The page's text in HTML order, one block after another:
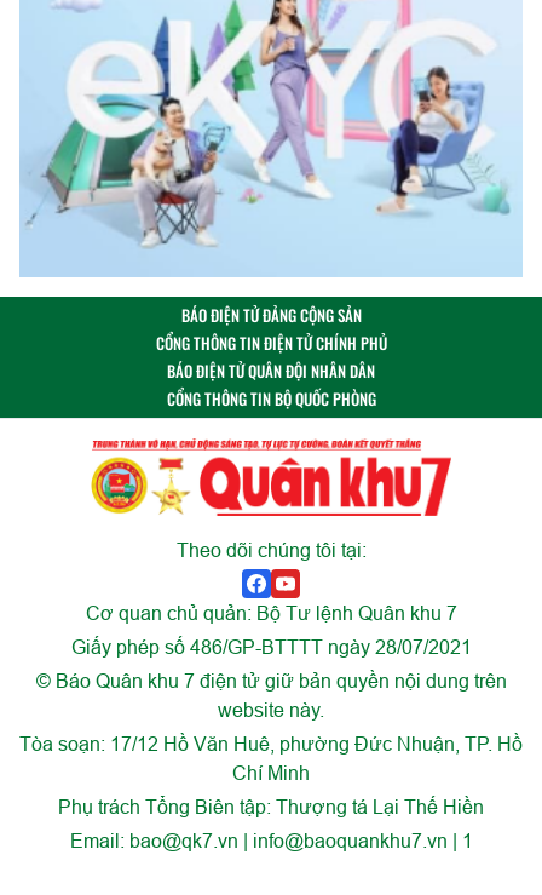
BÁO ĐIỆN TỬ ĐẢNG CỘNG SẢN
CỔNG THÔNG TIN ĐIỆN TỬ CHÍNH PHỦ
BÁO ĐIỆN TỬ QUÂN ĐỘI NHÂN DÂN
CỔNG THÔNG TIN BỘ QUỐC PHÒNG
Theo dõi chúng tôi tại:
Cơ quan chủ quản: Bộ Tư lệnh Quân khu 7
Giấy phép số 486/GP-BTTTT ngày 28/07/2021
© Báo Quân khu 7 điện tử giữ bản quyền nội dung trên
website này.
Tòa soạn: 17/12 Hồ Văn Huê, phường Đức Nhuận, TP. Hồ
Chí Minh
Phụ trách Tổng Biên tập: Thượng tá Lại Thế Hiền
Email: bao@qk7.vn | info@baoquankhu7.vn | 1